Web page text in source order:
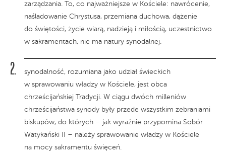
zarządzania. To, co najważniejsze w Kościele: nawrócenie,
naśladowanie Chrystusa, przemiana duchowa, dążenie
do świętości, życie wiarą, nadzieją i miłością, uczestnictwo
w sakramentach, nie ma natury synodalnej.
synodalność, rozumiana jako udział świeckich
w sprawowaniu władzy w Kościele, jest obca
chrześcijańskiej Tradycji. W ciągu dwóch milleniów
chrześcijaństwa synody były przede wszystkim zebraniami
biskupów, do których – jak wyraźnie przypomina Sobór
Watykański II – należy sprawowanie władzy w Kościele
na mocy sakramentu święceń.